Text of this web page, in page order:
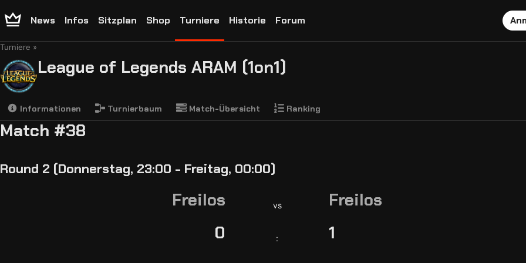
News Infos Sitzplan Shop Turniere Historie Forum
Turniere
League of Legends ARAM (1on1)
Informationen Turnierbaum Match-Übersicht Ranking
Match #38
Round 2 (Donnerstag, 23:00 - Freitag, 00:00)
Freilos vs
Freilos
0
: 1